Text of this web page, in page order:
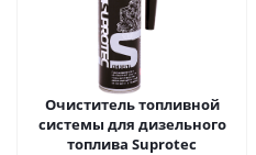
Очиститель топливной
системы для дизельного
топлива Suprotec